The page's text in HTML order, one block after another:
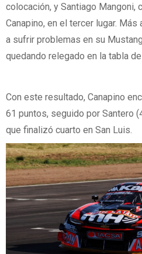
colocación, y Santiago Mangoni,
Canapino, en el tercer lugar.
a sufrir problemas en su
quedando relegado en la tabla de
Con este resultado, Canapino
61 puntos, seguido por Santero
que finalizó cuarto en San Luis.